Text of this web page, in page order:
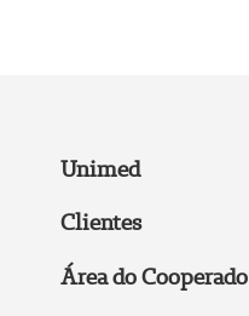
Unimed
Clientes
Área do Cooperado